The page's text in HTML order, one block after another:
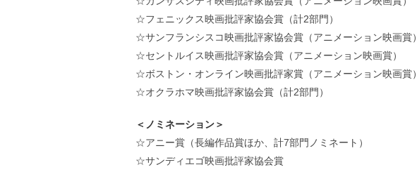
☆フェニックス映画批評家協会賞（計2部門）
☆サンフランシスコ映画批評家協会賞（アニメーション映画賞）
☆セントルイス映画批評家協会賞（アニメーション映画賞）
☆ボストン・オンライン映画批評家賞（アニメーション映画賞）
☆オクラホマ映画批評家協会賞（計2部門）
＜ノミネーション＞
☆アニー賞（長編作品賞ほか、計7部門ノミネート）
☆サンディエゴ映画批評家協会賞